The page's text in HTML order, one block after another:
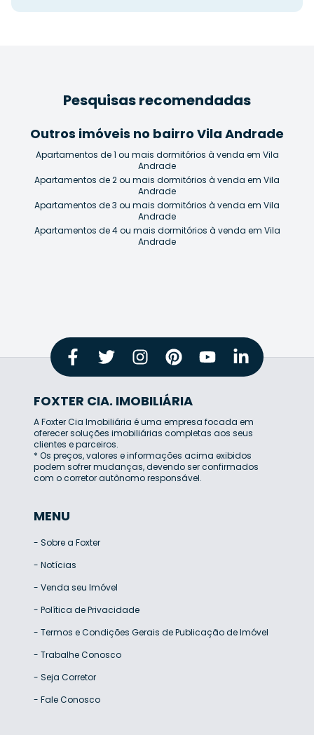
Pesquisas recomendadas
Outros imóveis no bairro Vila Andrade
Apartamentos de 1 ou mais dormitórios à venda em Vila
Andrade
Apartamentos de 2 ou mais dormitórios à venda em Vila
Andrade
Apartamentos de 3 ou mais dormitórios à venda em Vila
Andrade
Apartamentos de 4 ou mais dormitórios à venda em Vila
Andrade
FOXTER CIA. IMOBILIÁRIA
A Foxter Cia Imobiliária é uma empresa focada em
oferecer soluções imobiliárias completas aos seus
clientes e parceiros.
* Os preços, valores e informações acima exibidos
podem sofrer mudanças, devendo ser confirmados
com o corretor autônomo responsável.
MENU
- Sobre a Foxter
- Notícias
- Venda seu Imóvel
- Política de Privacidade
- Termos e Condições Gerais de Publicação de Imóvel
- Trabalhe Conosco
- Seja Corretor
- Fale Conosco